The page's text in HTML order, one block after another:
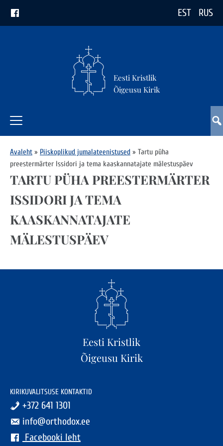
EST RUS
Eesti Kristlik
Õigeusu Kirik
Avaleht » Piiskoplikud jumalateenistused » Tartu püha
preestermärter Issidori ja tema kaaskannatajate mälestuspäev
TARTU PÜHA PREESTERMÄRTER
ISSIDORI JA TEMA
KAASKANNATAJATE
MÄLESTUSPÄEV
Eesti Kristlik
Õigeusu Kirik
KIRIKUVALITSUSE KONTAKTID
+372 641 1301
info@orthodox.ee
Facebooki leht